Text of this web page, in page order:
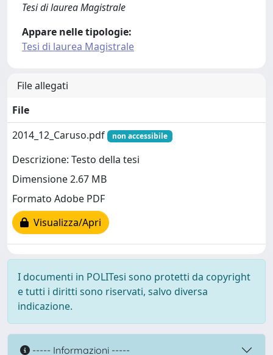
Tesi di laurea Magistrale
Appare nelle tipologie:
Tesi di laurea Magistrale
File allegati
File
2014_12_Caruso.pdf
non accessibile
Descrizione: Testo della tesi
Dimensione 2.67 MB
Formato Adobe PDF
Visualizza/Apri
I documenti in POLITesi sono protetti da copyright
e tutti i diritti sono riservati, salvo diversa
indicazione.
----- Informazioni -----